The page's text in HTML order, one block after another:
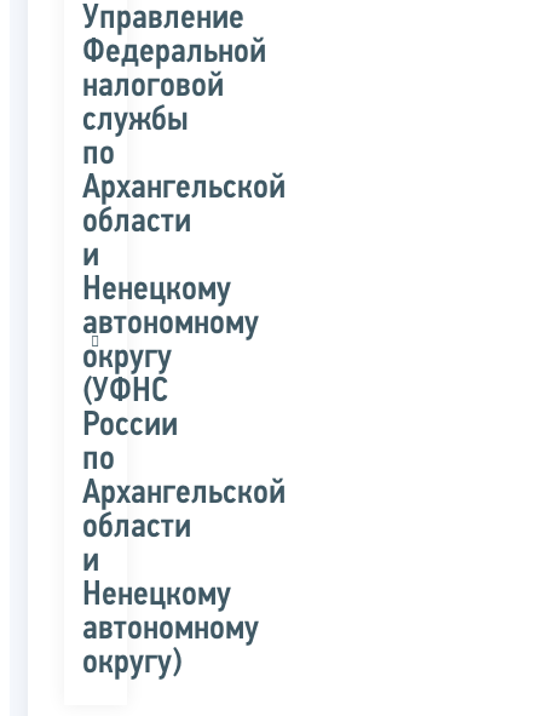
Управление
Федеральной
налоговой
службы
по
Архангельской
области
и
Ненецкому
автономному
округу
(УФНС
России
по
Архангельской
области
и
Ненецкому
автономному
округу)